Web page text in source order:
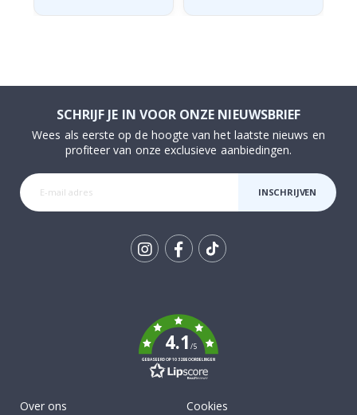
SCHRIJF JE IN VOOR ONZE NIEUWSBRIEF
Wees als eerste op de hoogte van het laatste nieuws en
profiteer van onze exclusieve aanbiedingen.
INSCHRIJVEN
4.1/5
GEBASEERD OP 1032 BEOORDELINGEN
Over ons
Cookies